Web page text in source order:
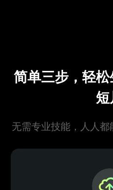
简单三步，轻
无需专业技能，人人